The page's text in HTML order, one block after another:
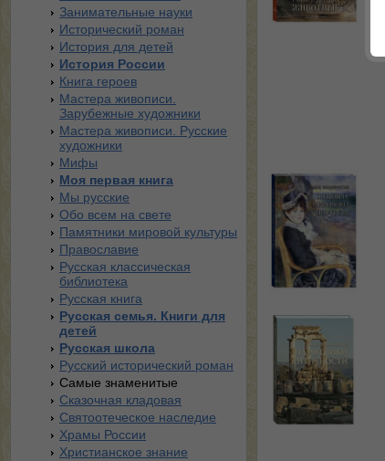
Занимательные науки
Исторический роман
История для детей
История России
Книга героев
Мастера живописи.
Зарубежные художники
Мастера живописи. Русские
художники
Мифы
Моя первая книга
Мы русские
Обо всем на свете
Памятники мировой культуры
Православие
Русская классическая
библиотека
Русская книга
Русская семья. Книги для
детей
Русская школа
Русский исторический роман
Самые знаменитые
Сказочная кладовая
Святоотеческое наследие
Храмы России
Христианское знание